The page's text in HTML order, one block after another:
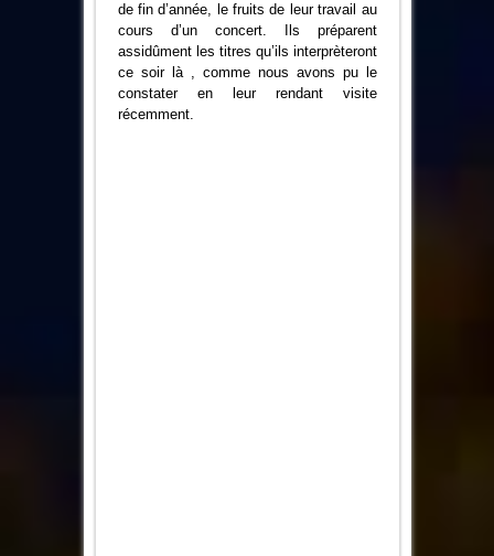
de fin d’année, le fruits de leur travail au
cours d’un concert. Ils préparent
assidûment les titres qu’ils interprèteront
ce soir là , comme nous avons pu le
constater en leur rendant visite
récemment.